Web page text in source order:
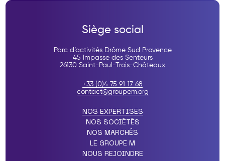
Siège social
Parc d’activités Drôme Sud Provence
45 Impasse des Senteurs
26130 Saint-Paul-Trois-Châteaux
+33 (0)4 75 91 17 68
contact@groupem.org
NOS EXPERTISES
NOS SOCIÉTÉS
NOS MARCHÉS
LE GROUPE M
NOUS REJOINDRE